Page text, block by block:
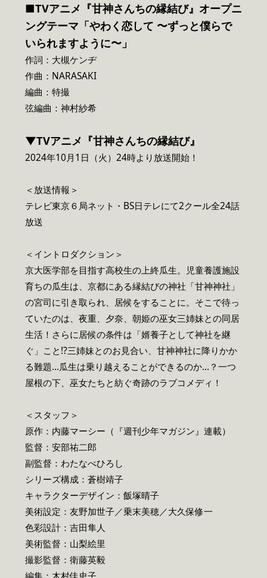
■TVアニメ『甘神さんちの縁結び』オープニ
ングテーマ「やわく恋して 〜ずっと僕らで
いられますように〜」
作詞：大槻ケンヂ
作曲：NARASAKI
編曲：特撮
弦編曲：神村紗希
▼TVアニメ『甘神さんちの縁結び』
2024年10月1日（火）24時より放送開始！
＜放送情報＞
テレビ東京６局ネット・BS日テレにて2クール全24話
放送
＜イントロダクション＞
京大医学部を目指す高校生の上終瓜生。児童養護施設
育ちの瓜生は、京都にある縁結びの神社「甘神神社」
の宮司に引き取られ、居候をすることに。そこで待っ
ていたのは、夜重、夕奈、朝姫の巫女三姉妹との同居
生活！さらに居候の条件は「婿養子として神社を継
ぐ」こと!?三姉妹とのお見合い、甘神神社に降りかか
る難題…瓜生は乗り越えることができるのか…？一つ
屋根の下、巫女たちと紡ぐ奇跡のラブコメディ！
＜スタッフ＞
原作：内藤マーシー（『週刊少年マガジン』連載）
監督：安部祐二郎
副監督：わたなべひろし
シリーズ構成：蒼樹靖子
キャラクターデザイン：飯塚晴子
美術設定：友野加世子／乗末美穂／大久保修一
色彩設計：吉田隼人
美術監督：山梨絵里
撮影監督：衛藤英毅